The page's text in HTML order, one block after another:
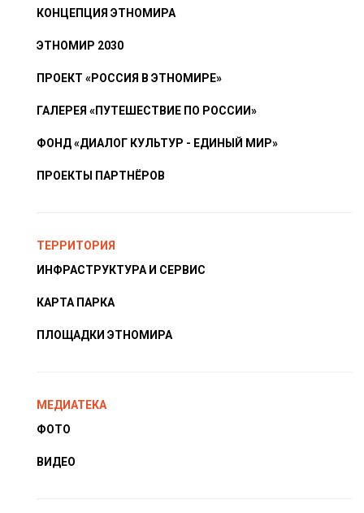
КОНЦЕПЦИЯ ЭТНОМИРА
ЭТНОМИР 2030
ПРОЕКТ «РОССИЯ В ЭТНОМИРЕ»
ГАЛЕРЕЯ «ПУТЕШЕСТВИЕ ПО РОССИИ»
ФОНД «ДИАЛОГ КУЛЬТУР - ЕДИНЫЙ МИР»
ПРОЕКТЫ ПАРТНЁРОВ
ТЕРРИТОРИЯ
ИНФРАСТРУКТУРА И СЕРВИС
КАРТА ПАРКА
ПЛОЩАДКИ ЭТНОМИРА
МЕДИАТЕКА
ФОТО
ВИДЕО